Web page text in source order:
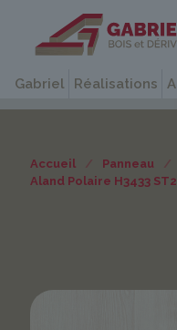
Gabriel Réalisations
Accueil / Panneau /
Aland Polaire H3433